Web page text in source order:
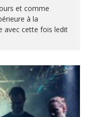
et comme
à la
avec cette fois ledit